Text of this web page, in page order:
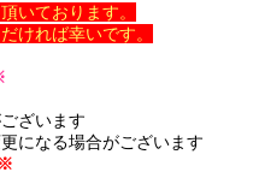
いております。
ければ幸いです。
ざいます
になる場合がございます